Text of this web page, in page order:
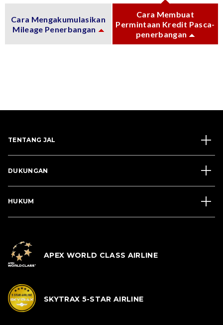
Cara Mengakumulasikan
Mileage Penerbangan
Cara Membuat
Permintaan Kredit Pasca-
penerbangan
TENTANG JAL
DUKUNGAN
HUKUM
APEX WORLD CLASS AIRLINE
SKYTRAX 5-STAR AIRLINE